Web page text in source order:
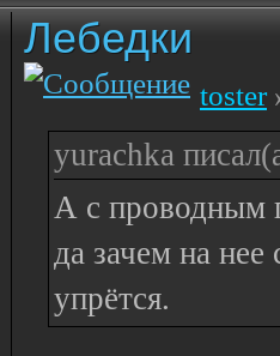
Лебедки
toster
yurachka
А с проводным
да зачем на
упрётся.